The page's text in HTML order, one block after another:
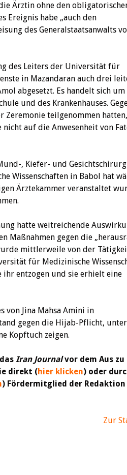
Ärztin ohne den
Ereignis habe „auch den
des Generalstaatsanwalts
des Leiters der Universität für
in Mazandaran auch drei
abgesetzt. Es handelt sich
und des Krankenhauses.
Zeremonie teilgenommen hatten,
auf die Anwesenheit von
, Kiefer- und
Wissenschaften in Babol hat
Ärztekammer veranstaltet
hatte weitreichende
Maßnahmen gegen die
mittlerweile von der
für Medizinische
entzogen und sie erhielt eine
von Jina Mahsa Amini in
gegen die Hijab-Pflicht, unter
Kopftuch zeigen.
Iran Journalvor dem Aus zu
direkt (hier klicken) oder
) Fördermitglied der Redaktion
Zur